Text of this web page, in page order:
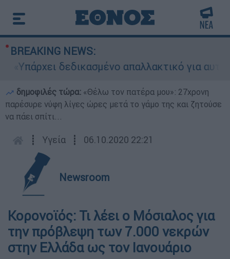
BREAKING NEWS:
δεδικασμένο απαλλακτικό για
δημοφιλές τώρα: «Θέλω τον πατέρα μου»: 27χρονη
παρέσυρε νύφη λίγες ώρες μετά το γάμο της και ζητούσε
να πάει σπίτι...
┋ Υγεία ┋ 06.10.2020 22:21
Newsroom
Κορονοϊός: Τι λέει ο Μόσιαλος για
την πρόβλεψη των 7.000 νεκρών
στην Ελλάδα ως τον Ιανουάριο